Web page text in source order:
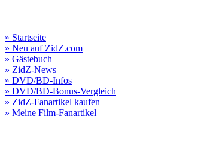
» Startseite
» Neu auf ZidZ.com
» Gästebuch
» ZidZ-News
» DVD/BD-Infos
» DVD/BD-Bonus-Vergleich
» ZidZ-Fanartikel kaufen
» Meine Film-Fanartikel